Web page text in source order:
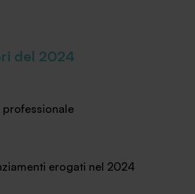
del 2024
professionale
erogati nel 2024